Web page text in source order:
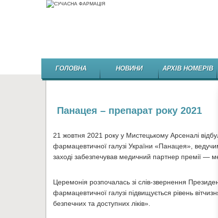
ГОЛОВНА НОВИНИ АРХІВ НОМЕРІВ
Панацея – препарат року 2021
21 жовтня 2021 року у Мистецькому Арсеналі
фармацевтичної галузі України «Панацея»,
заході забезпечував медичний партнер премії —
Церемонія розпочалась зі слів-звернення
фармацевтичної галузі підвищується рівень
безпечних та доступних ліків».